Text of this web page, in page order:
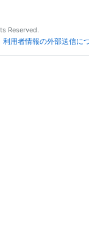
Reserved.
利用者情報の外部送信に